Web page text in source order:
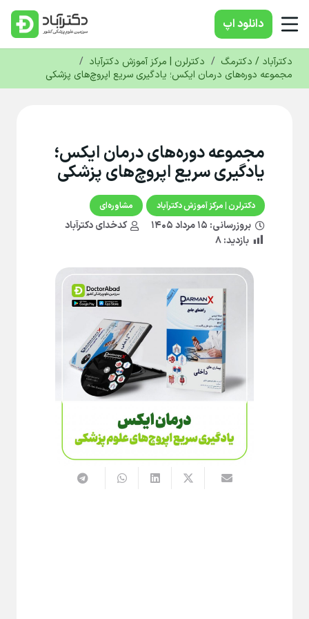
دانلود‌ اپ
دکترآباد / دکترمگ / دکترلرن | مرکز آموزش دکترآباد /
مجموعه دوره‌های درمان ایکس؛ یادگیری سریع اپروچ‌های پزشکی
مجموعه دوره‌های درمان ایکس؛
یادگیری سریع اپروچ‌های پزشکی
دکترلرن | مرکز آموزش دکترآباد مشاوره‌ای
بروزرسانی:
کدخدای دکترآباد
بازدید:۸